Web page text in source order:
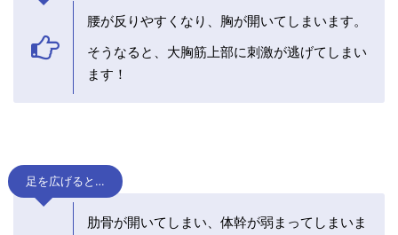
腰が反りやすくなり、胸が開いてしまいます。
そうなると、大胸筋上部に刺激が逃げてしまい
ます！
足を広げると…
肋骨が開いてしまい、体幹が弱まってしまいま